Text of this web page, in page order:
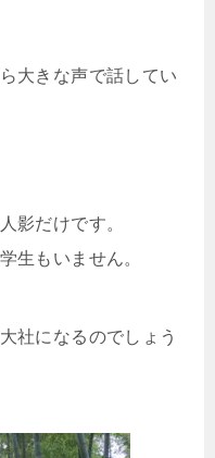
大きな声で話してい
影だけです。
生もいません。
社になるのでしょう